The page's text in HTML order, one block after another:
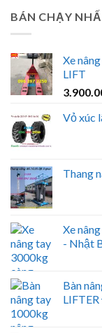
BÁN CHẠY
Xe
LIFT
Vỏ xúc
Thang
Xe
- Nhật
Bàn